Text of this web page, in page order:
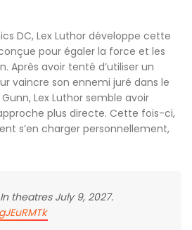
DC, Lex Luthor développe cette
pour égaler la force et les
Après avoir tenté d’utiliser un
vaincre son ennemi juré dans le
Lex Luthor semble avoir
plus directe. Cette fois-ci,
s’en charger personnellement,
theatres July 9, 2027.